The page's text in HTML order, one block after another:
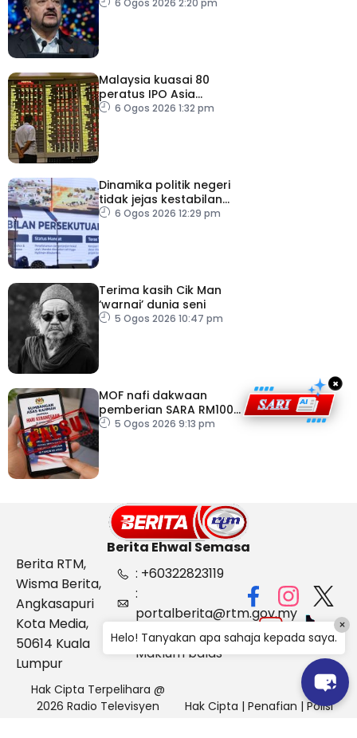
Malaysia kuasai 80
peratus IPO Asia
Tenggara, kumpul AS$1.4
6 Ogos 2026 1:32 pm
Dinamika politik negeri
tidak jejas kestabilan
Kerajaan Perpaduan
6 Ogos 2026 12:29 pm
Terima kasih Cik Man
‘warnai’ dunia seni
5 Ogos 2026 10:47 pm
MOF nafi dakwaan
pemberian SARA RM100
sempena Hari
5 Ogos 2026 9:13 pm
×
Berita Ehwal Semasa
Berita RTM,
Wisma Berita,
Angkasapuri
Kota Media,
50614 Kuala
Lumpur
: +60322823119
:
portalberita@rtm.gov.my
: Aduan &
Maklum balas
Hak Cipta Terpelihara @
2026 Radio Televisyen
Hak Cipta | Penafian | Polisi
Helo! Tanyakan apa sahaja kepada saya.
×